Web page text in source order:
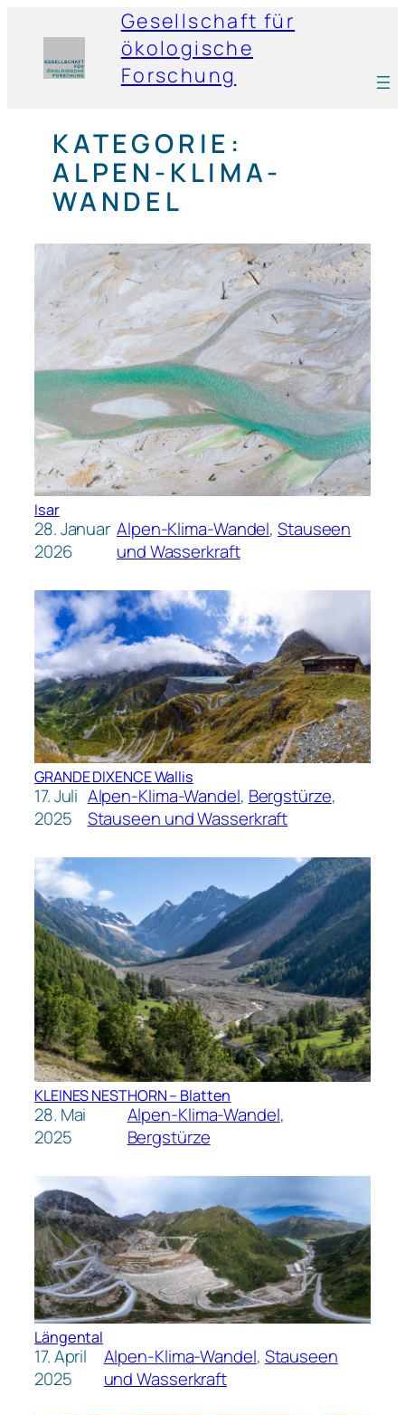
Gesellschaft für
ökologische
Forschung
KATEGORIE:
ALPEN-KLIMA-
WANDEL
Isar
28. Januar
2026
Alpen-Klima-Wandel, Stauseen
und Wasserkraft
GRANDE DIXENCE Wallis
17. Juli
2025
Alpen-Klima-Wandel, Bergstürze
Stauseen und Wasserkraft
KLEINES NESTHORN – Blatten
28. Mai
2025
Alpen-Klima-Wandel
Bergstürze
Längental
17. April
2025
Alpen-Klima-Wandel, Stauseen
und Wasserkraft